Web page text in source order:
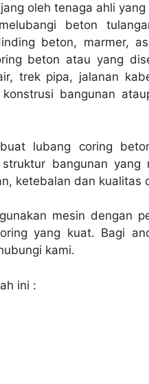
oleh tenaga ahli
beton
beton, marmer,
beton atau yang
trek pipa, jalanan
bangunan
lubang coring
bangunan
ketebalan dan kualitas
mesin dengan
yang kuat. Bagi
kami.
ini :